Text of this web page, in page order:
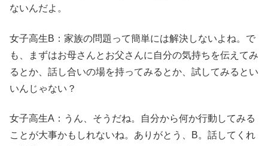
ないんだよ。
女子高生B：家族の問題って簡単には解決しないよね。で
も、まずはお母さんとお父さんに自分の気持ちを伝えてみ
るとか、話し合いの場を持ってみるとか、試してみるとい
いんじゃない？
女子高生A：うん、そうだね。自分から何か行動してみる
ことが大事かもしれないね。ありがとう、B。話してくれ